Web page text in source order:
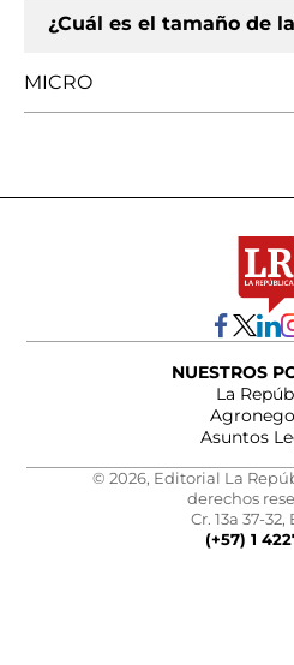
¿Cuál es el tamaño de
MICRO
NUESTROS
La
Asuntos
© 2026, Editorial La
derechos
Cr. 13a 37-
(+57) 1